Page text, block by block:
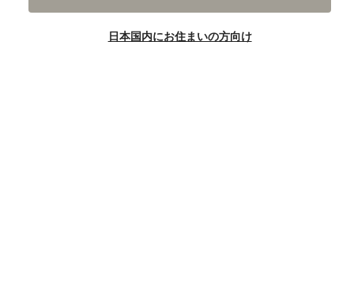
日本国内にお住まいの方向け